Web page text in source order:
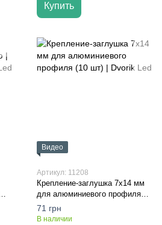
Купить
Видео
Артикул: 11208
Крепление-заглушка 7х14 мм
для алюминиевого профиля
(10 шт) | Dvorik Led
71 грн
В наличии